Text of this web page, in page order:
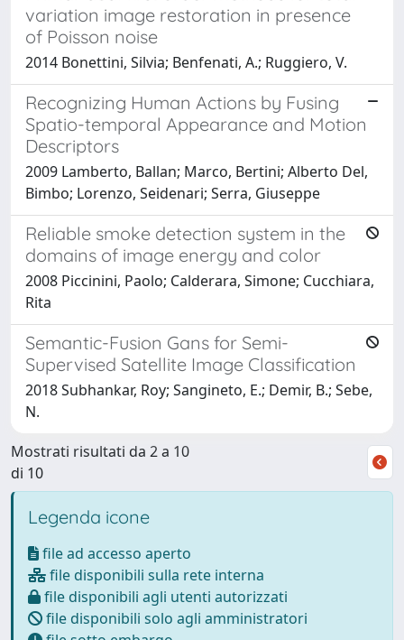
variation image restoration in presence
of Poisson noise
2014 Bonettini, Silvia; Benfenati, A.; Ruggiero, V.
Recognizing Human Actions by Fusing
Spatio-temporal Appearance and Motion
Descriptors
2009 Lamberto, Ballan; Marco, Bertini; Alberto Del,
Bimbo; Lorenzo, Seidenari; Serra, Giuseppe
Reliable smoke detection system in the
domains of image energy and color
2008 Piccinini, Paolo; Calderara, Simone; Cucchiara,
Rita
Semantic-Fusion Gans for Semi-
Supervised Satellite Image Classification
2018 Subhankar, Roy; Sangineto, E.; Demir, B.; Sebe,
N.
Mostrati risultati da 2 a 10
di 10
Legenda icone
file ad accesso aperto
file disponibili sulla rete interna
file disponibili agli utenti autorizzati
file disponibili solo agli amministratori